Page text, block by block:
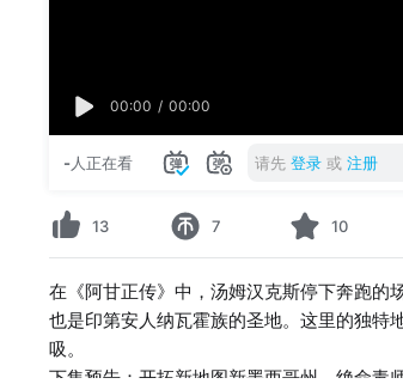
00:00 / 00:00
-人正在看 请先 登录 或 注册
13 7 10
在《阿甘正传》中，汤姆汉克斯停下奔跑的
也是印第安人纳瓦霍族的圣地。这里的独特
吸。
下集预告：开拓新地图新墨西哥州，绝命毒